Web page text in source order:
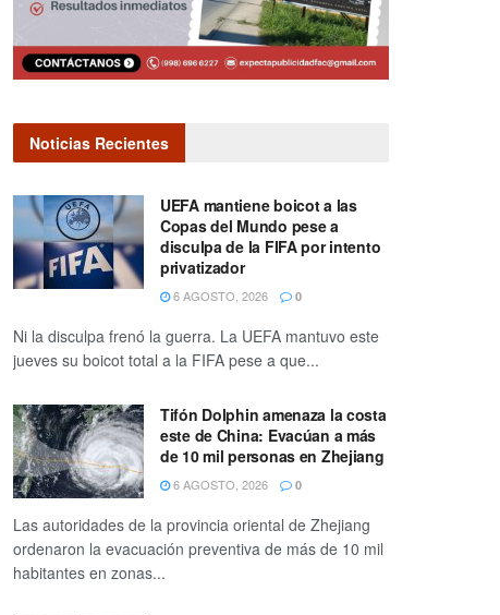
Noticias Recientes
UEFA mantiene boicot a las
Copas del Mundo pese a
disculpa de la FIFA por intento
privatizador
6 AGOSTO, 2026 0
Ni la disculpa frenó la guerra. La UEFA mantuvo este
jueves su boicot total a la FIFA pese a que...
Tifón Dolphin amenaza la costa
este de China: Evacúan a más
de 10 mil personas en Zhejiang
6 AGOSTO, 2026 0
Las autoridades de la provincia oriental de Zhejiang
ordenaron la evacuación preventiva de más de 10 mil
habitantes en zonas...